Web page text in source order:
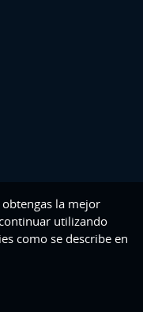
la mejor
utilizando
como se describe en